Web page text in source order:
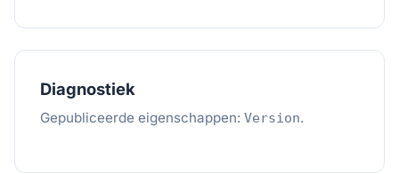
Diagnostiek
Gepubliceerde eigenschappen: Version.